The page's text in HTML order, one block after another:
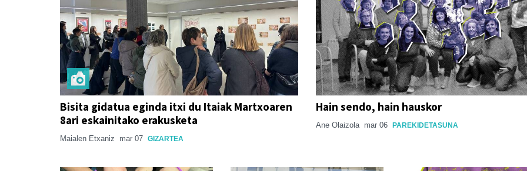
Bisita gidatua eginda itxi du Itaiak Martxoaren
8ari eskainitako erakusketa
Maialen Etxaniz mar 07 GIZARTEA
Hain sendo, hain hauskor
Ane Olaizola mar 06 PAREKIDETASUNA